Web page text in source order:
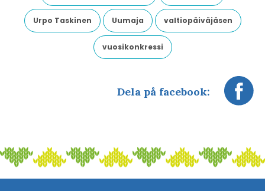
Urpo Taskinen Uumaja valtiopäiväjäsen
vuosikonkressi
Dela på facebook: